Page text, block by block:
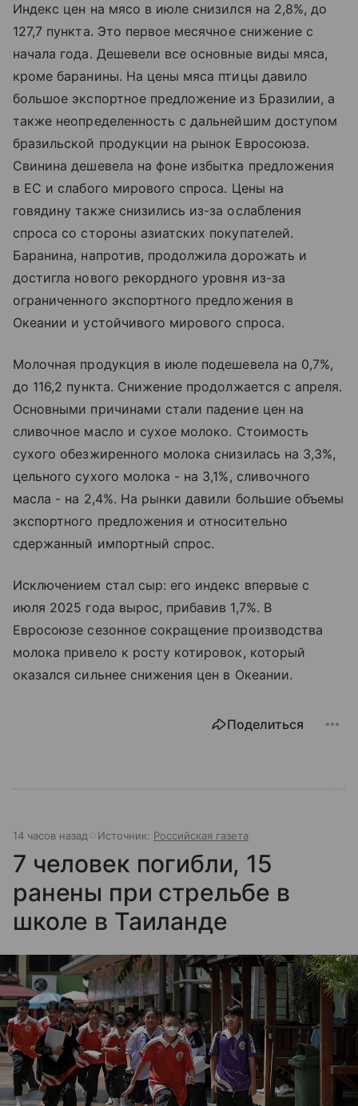
Индекс цен на мясо в июле снизился на 2,8%, до
127,7 пункта. Это первое месячное снижение с
начала года. Дешевели все основные виды мяса,
кроме баранины. На цены мяса птицы давило
большое экспортное предложение из Бразилии, а
также неопределенность с дальнейшим доступом
бразильской продукции на рынок Евросоюза.
Свинина дешевела на фоне избытка предложения
в ЕС и слабого мирового спроса. Цены на
говядину также снизились из-за ослабления
спроса со стороны азиатских покупателей.
Баранина, напротив, продолжила дорожать и
достигла нового рекордного уровня из-за
ограниченного экспортного предложения в
Океании и устойчивого мирового спроса.
Молочная продукция в июле подешевела на 0,7%,
до 116,2 пункта. Снижение продолжается с апреля.
Основными причинами стали падение цен на
сливочное масло и сухое молоко. Стоимость
сухого обезжиренного молока снизилась на 3,3%,
цельного сухого молока - на 3,1%, сливочного
масла - на 2,4%. На рынки давили большие объемы
экспортного предложения и относительно
сдержанный импортный спрос.
Исключением стал сыр: его индекс впервые с
июля 2025 года вырос, прибавив 1,7%. В
Евросоюзе сезонное сокращение производства
молока привело к росту котировок, который
оказался сильнее снижения цен в Океании.
Поделиться
14 часов назад Источник: Российская газета
7 человек погибли, 15
ранены при стрельбе в
школе в Таиланде